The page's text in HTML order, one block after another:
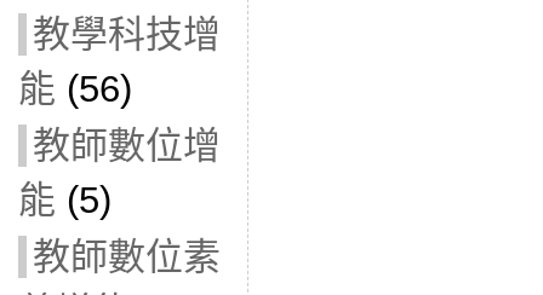
教學科技增
能 (56)
教師數位增
能 (5)
教師數位素